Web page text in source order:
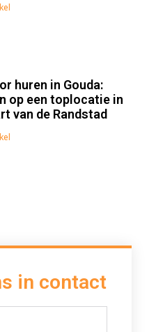
huren in Gouda:
op een toplocatie in
van de Randstad
in contact